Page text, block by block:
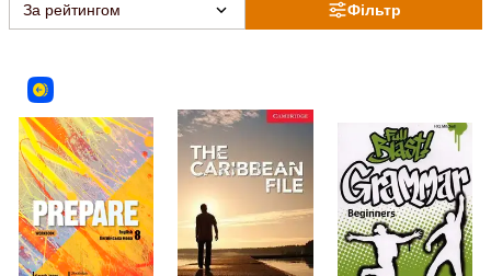
Фільтр
За рейтингом